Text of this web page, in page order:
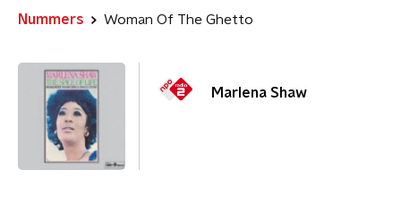
Nummers Woman Of The Ghetto
Marlena Shaw